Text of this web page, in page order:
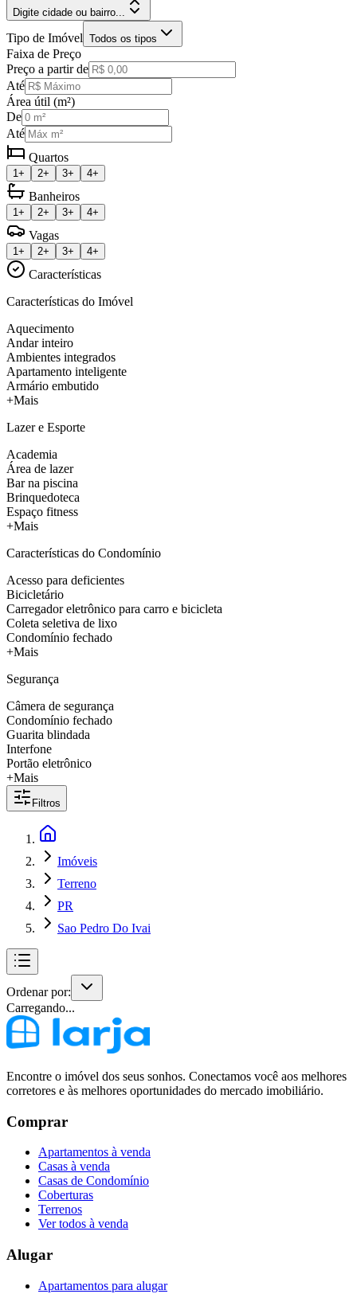
Digite cidade ou bairro...
Tipo de Imóvel Todos os tipos
Faixa de Preço
Preço a partir de
Até
Área útil (m²)
De
Até
Quartos
1+ 2+ 3+ 4+
Banheiros
1+ 2+ 3+ 4+
Vagas
1+ 2+ 3+ 4+
Características
Características do Imóvel
Aquecimento
Andar inteiro
Ambientes integrados
Apartamento inteligente
Armário embutido
+Mais
Lazer e Esporte
Academia
Área de lazer
Bar na piscina
Brinquedoteca
Espaço fitness
+Mais
Características do Condomínio
Acesso para deficientes
Bicicletário
Carregador eletrônico para carro e bicicleta
Coleta seletiva de lixo
Condomínio fechado
+Mais
Segurança
Câmera de segurança
Condomínio fechado
Guarita blindada
Interfone
Portão eletrônico
+Mais
Filtros
Imóveis
Terreno
PR
Sao Pedro Do Ivai
Ordenar por:
Carregando...
Encontre o imóvel dos seus sonhos. Conectamos você aos melhores
corretores e às melhores oportunidades do mercado imobiliário.
Comprar
Apartamentos à venda
Casas à venda
Casas de Condomínio
Coberturas
Terrenos
Ver todos à venda
Alugar
Apartamentos para alugar